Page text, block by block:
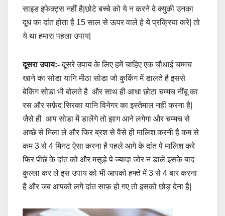
साइड इफेक्ट्स नहीं है|छोटे बच्चे को ये न करने दे क्युकी उनका
दूध का दांत होता है 15 साल से ऊपर वाले हे ये प्रक्रिया करे| तो
ये था हमारा पहला उपाय|
दूसरा उपाय:-दूसरे उपाय के लिए हमें चाहिए एक चौथाई चम्मच
खाने का सोडा यानि मीठा सोडा जो कुकिंग में डालते है इससे
बेकिंग सोडा भी बोलते है और साथ ही आधा छोटा चम्मच नींबू का
रस और सफ़ेद सिरका यानि विनेगर का इस्तेमाल नहीं करना है|
जैसे ही आप सोडा में डालेंगे तो झाग आने लगेगा और चम्मच से
अच्छे से मिला ले और फिर ब्रश से वैसे ही मालिश करनी है कम से
कम 3 से 4 मिनट ऐसा करना है पहले आगे के दांत पे मालिश करे
फिर पीछे के दांत को और मसूड़े पे ज्यादा जोर न डालें इसके बाद
कुल्ला कर ले इस उपाय को भी आपको हफ्ते में 3 से 4 बार करना
है और जब आपको लगे दांत साफ़ हो गए तो इसको छोड़ देना है|